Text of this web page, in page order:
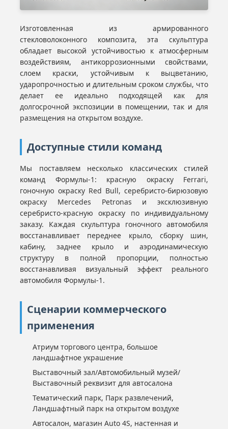
Изготовленная из армированного
стекловолоконного композита, эта скульптура
обладает высокой устойчивостью к атмосферным
воздействиям, антикоррозионными свойствами,
слоем краски, устойчивым к выцветанию,
ударопрочностью и длительным сроком службы, что
делает ее идеально подходящей как для
долгосрочной экспозиции в помещении, так и для
размещения на открытом воздухе.
Доступные стили команд
Мы поставляем несколько классических стилей
команд Формулы-1: красную окраску Ferrari,
гоночную окраску Red Bull, серебристо-бирюзовую
окраску Mercedes Petronas и эксклюзивную
серебристо-красную окраску по индивидуальному
заказу. Каждая скульптура гоночного автомобиля
восстанавливает переднее крыло, сборку шин,
кабину, заднее крыло и аэродинамическую
структуру в полной пропорции, полностью
восстанавливая визуальный эффект реального
автомобиля Формулы-1.
Сценарии коммерческого
применения
Атриум торгового центра, большое
ландшафтное украшение
Выставочный зал/Автомобильный музей/
Выставочный реквизит для автосалона
Тематический парк, Парк развлечений,
Ландшафтный парк на открытом воздухе
Автосалон, магазин Auto 4S, настенная и